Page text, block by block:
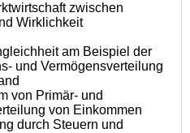
zwischen
Wirklichkeit
am Beispiel der
und Vermögensverteilung
von Primär- und
von Einkommen
durch Steuern und